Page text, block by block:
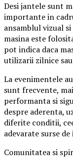
Desi jantele sunt
importante in
ansamblul vizual
masina este
pot indica daca
utilizarii zilnice
La evenimentele
sunt frecvente,
performanta si
despre aderenta,
diferite conditii,
adevarate surse
Comunitatea si